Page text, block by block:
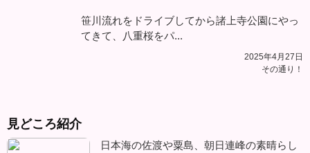
笹川流れをドライブしてから諸上寺公園にやっ
てきて、八重桜をパ...
2025年4月27日
その通り！
見どころ紹介
日本海の佐渡や粟島、朝日連峰の素晴らし